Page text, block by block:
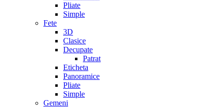
Pliate
Simple
Fete
3D
Clasice
Decupate
Patrat
Eticheta
Panoramice
Pliate
Simple
Gemeni